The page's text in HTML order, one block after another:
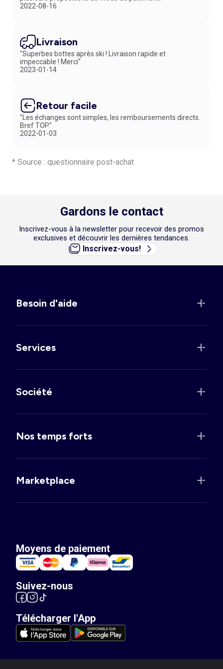
Voici trois idées pour sublimer votre tenue :
Idée 2 : combinez une paire de sneakers montantes en toile et un
droitpour un look urbain.
Idée 3 : alliez une paire de baskets de running et un pantalon jogging
en molletonpour un style sportif.
2022-08-16
Livraison
"Superbes bottes après ski ! Livraison rapide et
impeccable ! Merci"
2023-01-14
Retour facile
"Les échanges sont simples, les remboursements directs.
Bref TOP."
2022-01-03
* Source : questionnaire post-achat
Gardons le contact
Inscrivez-vous à la newsletter pour recevoir des promos
exclusives et découvrir les dernières tendances.
Inscrivez-vous!
Besoin d'aide
Services
Société
Nos temps forts
Marketplace
Moyens de paiement
Suivez-nous
Télécharger l'App